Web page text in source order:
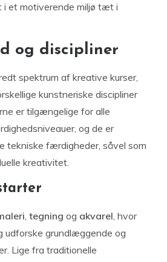
i et motiverende miljø tæt i
og discipliner
spektrum af kreative kurser,
kunstneriske discipliner
er tilgængelige for alle
og de er
tekniske færdigheder, såvel som
kreativitet.
, tegning og akvarel, hvor
udforske grundlæggende og
Lige fra traditionelle